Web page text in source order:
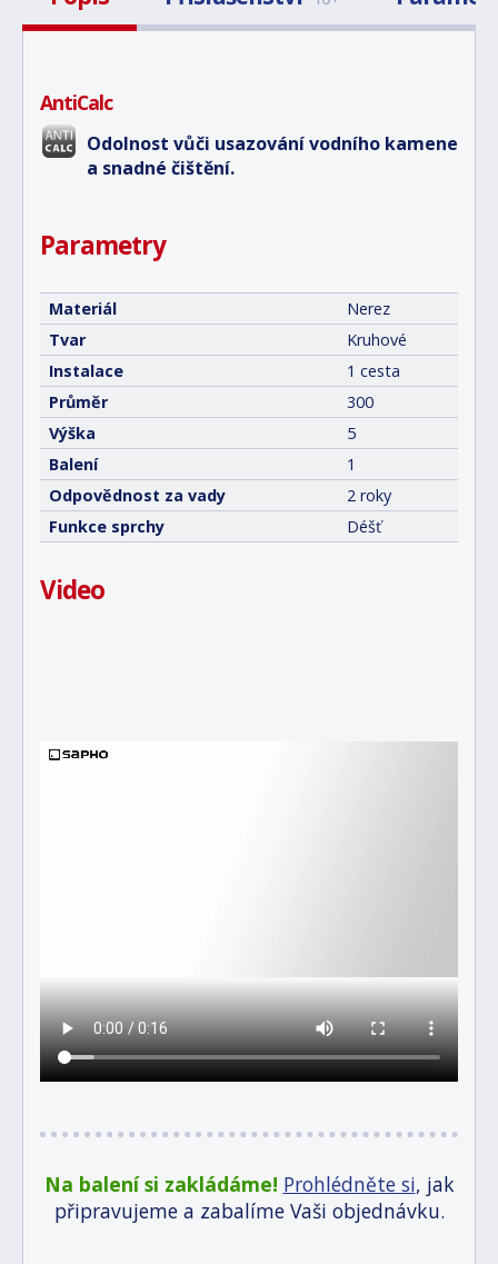
AntiCalc
Odolnost vůči usazování vodního kamene
a snadné čištění.
Parametry
Materiál
Nerez
Tvar
Kruhové
Instalace
1 cesta
Průměr
300
Výška
5
Balení
1
Odpovědnost za vady
2 roky
Funkce sprchy
Déšť
Video
Na balení si zakládáme! Prohlédněte si, jak
připravujeme a zabalíme Vaši objednávku.